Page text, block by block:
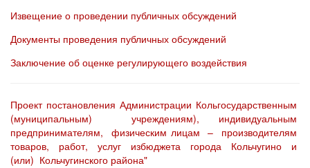
Извещение о проведении публичных обсуждений
Документы проведения публичных обсуждений
Заключение об оценке регулирующего воздействия
Проект постановления Администрации Кольгосударственным
(муниципальным) учреждениям), индивидуальным
предпринимателям, физическим лицам – производителям
товаров, работ, услуг избюджета города Кольчугино и
(или) Кольчугинского района"